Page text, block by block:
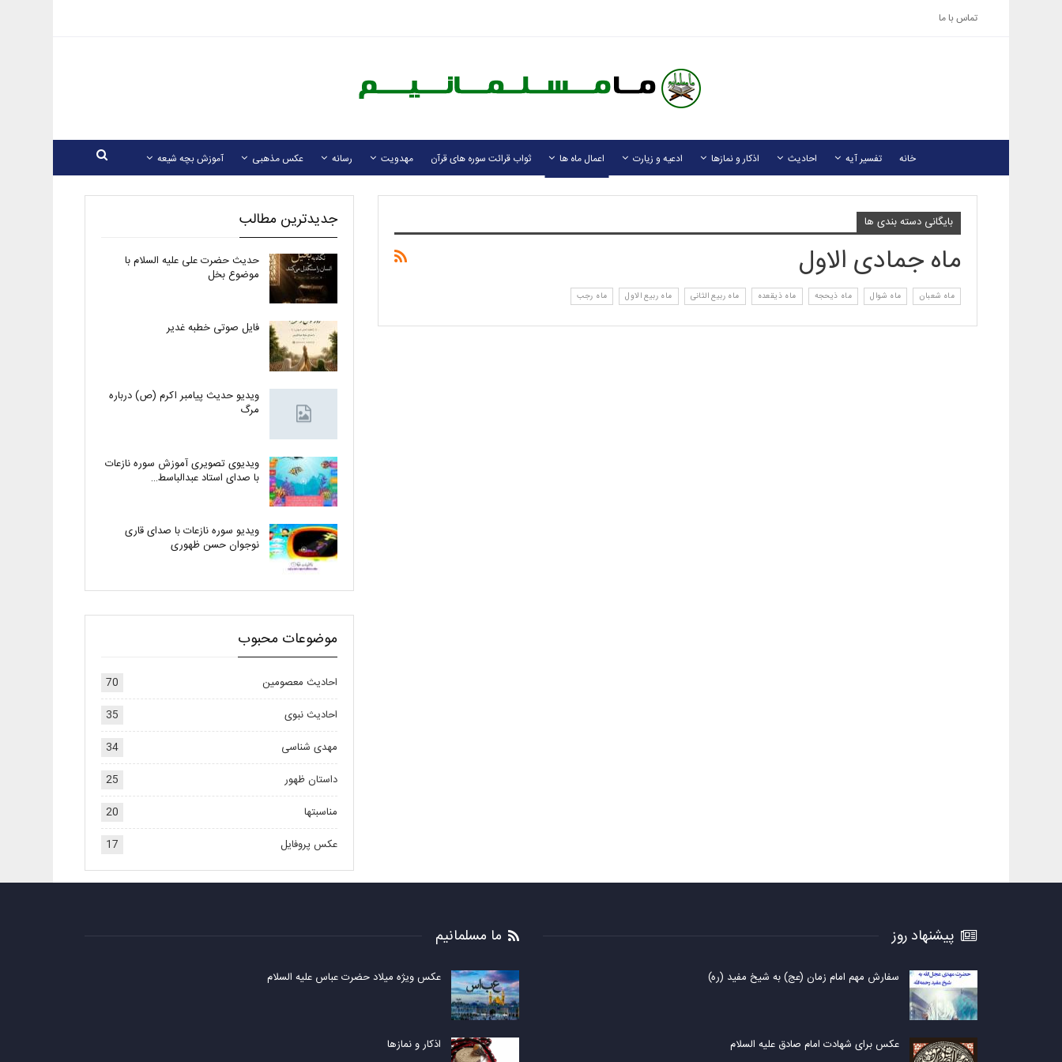
تماس با ما
خانه تفسیر آیه احادیث اذکار و نمازها ادعیه و زیارت اعمال ماه ها ثواب قرائت سوره های قرآن مهدویت رسانه عکس مذهبی آموزش بچه شیعه
بایگانی دسته بندی ها
ماه جمادی الاول
ماه شعبان ماه شوال ماه ذیحجه ماه ذیقعده ماه ربیع الثانی ماه ربیع الاول ماه رجب
جدیدترین مطالب
حدیث حضرت علی علیه السلام با
موضوع بخل
فایل صوتی خطبه غدیر
ویدیو حدیث پیامبر اکرم (ص) درباره
مرگ
ویدیوی تصویری آموزش سوره نازعات
با صدای استاد عبدالباسط…
ویدیو سوره نازعات با صدای قاری
نوجوان حسن ظهوری
موضوعات محبوب
احادیث معصومین
70
احادیث نبوی
35
مهدی شناسی
34
داستان ظهور
25
مناسبتها
20
عکس پروفایل
17
پیشنهاد روز
سفارش مهم امام زمان (عج) به شیخ مفید (ره)
عکس برای شهادت امام صادق علیه السلام
ما مسلمانیم
عکس ویژه میلاد حضرت عباس علیه السلام
اذکار و نمازها